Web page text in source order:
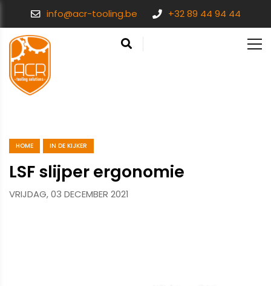
info@acr-tooling.be +32 89 44 94 44
HOME IN DE KIJKER
LSF slijper ergonomie
VRIJDAG, 03 DECEMBER 2021